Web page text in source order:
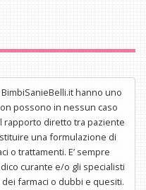
hanno uno
possono in nessun caso
rapporto diretto tra paziente
una formulazione di
o trattamenti. E’ sempre
curante e/o gli specialisti
farmaci o dubbi e quesiti.